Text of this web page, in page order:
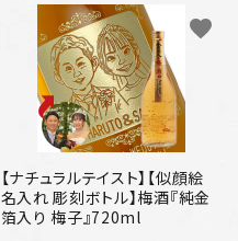
【ナチュラルテイスト】【似顔絵
名入れ 彫刻ボトル】梅酒『純金
箔入り 梅子』720ml
favorite